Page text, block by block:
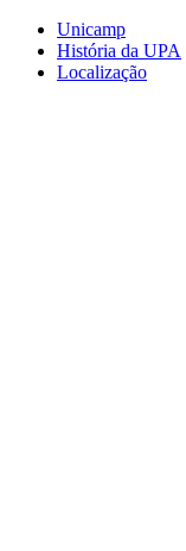
Conteúdo principal
Unicamp
História da UPA
Localização